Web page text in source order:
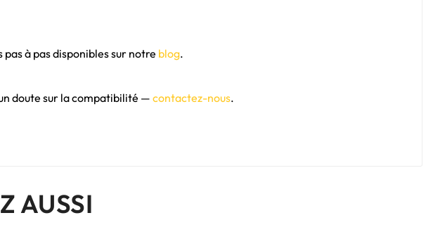
à pas disponibles sur notre blog.
doute sur la compatibilité — contactez-nous.
AUSSI